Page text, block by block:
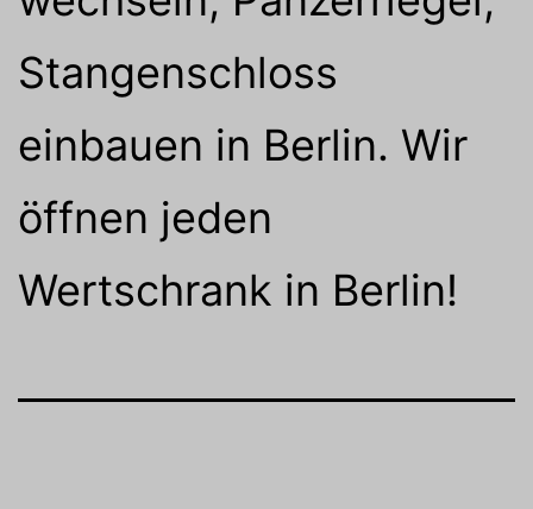
Stangenschloss
einbauen in Berlin. Wir
öffnen jeden
Wertschrank in Berlin!